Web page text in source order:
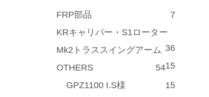
FRP部品
7
KRキャリパー・S1ローター
36
Mk2トラススイングアーム
15
OTHERS
54
GPZ1100 I.S様
15